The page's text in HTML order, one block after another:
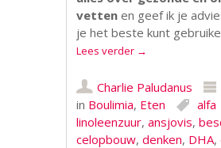
vetten en geef ik je
je het beste kunt
Lees verder →
Charlie Paludanus
in Boulimia, Eten
alfa
linoleenzuur,ansjovis,
celopbouw,denken, DHA,